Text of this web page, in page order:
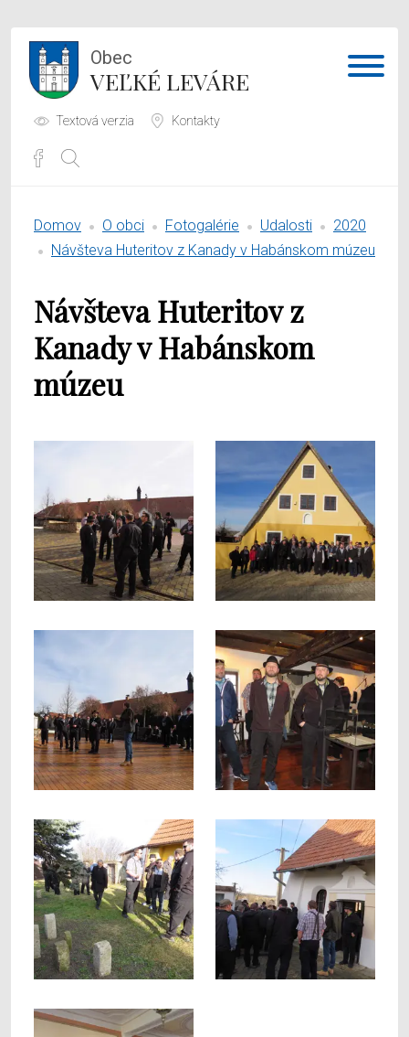
Obec
VEĽKÉ LEVÁRE
Textová verzia Kontakty
Samospráva
Domov O obci Fotogalérie Udalosti
2020
Návšteva Huteritov z Kanady v Habánskom múzeu
Návšteva Huteritov z
Kanady v Habánskom
múzeu